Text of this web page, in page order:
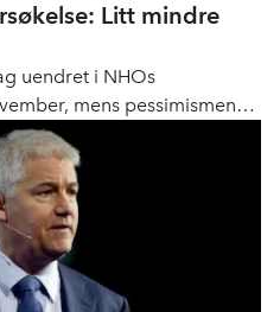
Litt mindre
uendret i NHOs
mens pessimismen